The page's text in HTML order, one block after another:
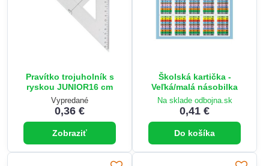
Pravítko trojuholník s
ryskou JUNIOR16 cm
Vypredané
0,36 €
Zobraziť
Školská kartička -
Veľká/malá násobilka
Na sklade odbojna.sk
0,41 €
Do košíka